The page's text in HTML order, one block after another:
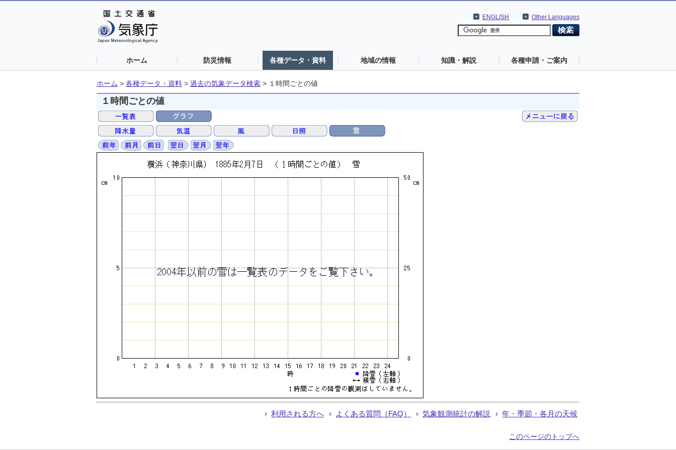
Other Languages
ENGLISH
ホーム 防災情報 各種データ・資料 地域の情報 知識・解説 各種申請・ご案内
ホーム > 各種データ・資料 > 過去の気象データ検索 > １時間ごとの値
１時間ごとの値
利用される方へ よくある質問（FAQ） 気象観測統計の解説 年・季節・各月の天候
このページのトップへ